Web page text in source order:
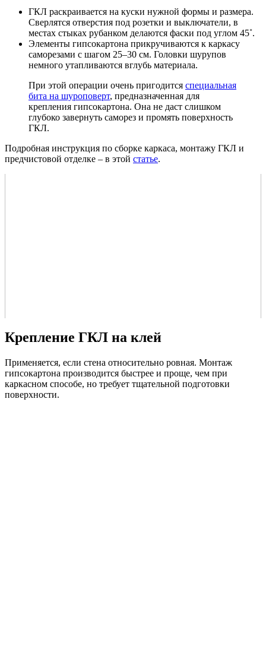
ГКЛ раскраивается на куски нужной формы и размера.
Сверлятся отверстия под розетки и выключатели, в
местах стыках рубанком делаются фаски под углом 45˚.
Элементы гипсокартона прикручиваются к каркасу
саморезами с шагом 25–30 см. Головки шурупов
немного утапливаются вглубь материала.
При этой операции очень пригодится специальная
бита на шуроповерт, предназначенная для
крепления гипсокартона. Она не даст слишком
глубоко завернуть саморез и промять поверхность
ГКЛ.
Подробная инструкция по сборке каркаса, монтажу ГКЛ и
предчистовой отделке – в этой статье.
Крепление ГКЛ на клей
Применяется, если стена относительно ровная. Монтаж
гипсокартона производится быстрее и проще, чем при
каркасном способе, но требует тщательной подготовки
поверхности.